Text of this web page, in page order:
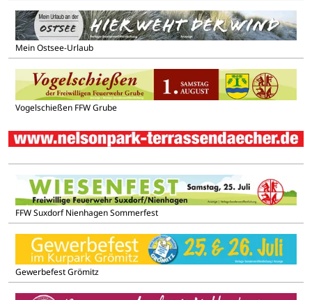
Mein Ostsee-Urlaub
Vogelschießen FFW Grube
FFW Suxdorf Nienhagen Sommerfest
Gewerbefest Grömitz